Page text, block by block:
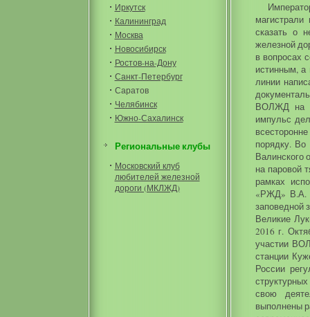
Иркутск
Калининград
Москва
Новосибирск
Ростов-на-Дону
Санкт-Петербург
Саратов
Челябинск
Южно-Сахалинск
Региональные клубы
Московский клуб
любителей железной
дороги (МКЛЖД)
сказать о
железной
в вопросах
истинным, а
линии
ВОЛЖД на
импульс
порядку.
Валинского
на паровой
рамках
«РЖД» В.А.
заповедной
Великие
2016 г.
участии
станции
России
свою
выполнены